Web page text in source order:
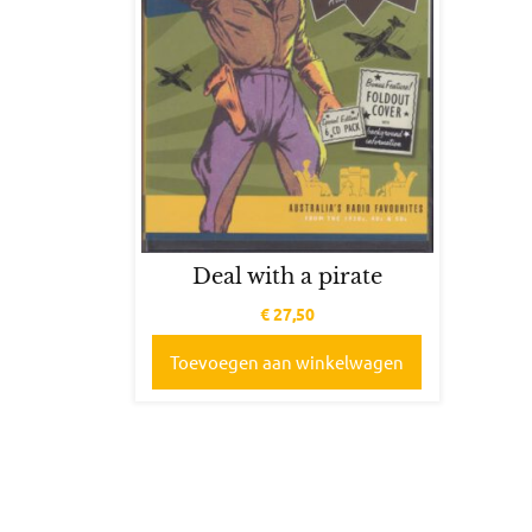
Deal with a pirate
€27,50
Toevoegen aan winkelwagen